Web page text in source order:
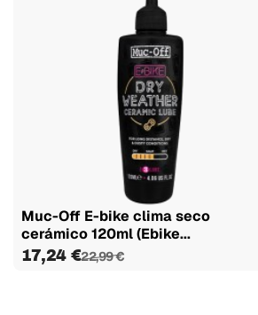
Muc-Off E-bike clima seco
cerámico 120ml (Ebike...
17,24 €22,99 €